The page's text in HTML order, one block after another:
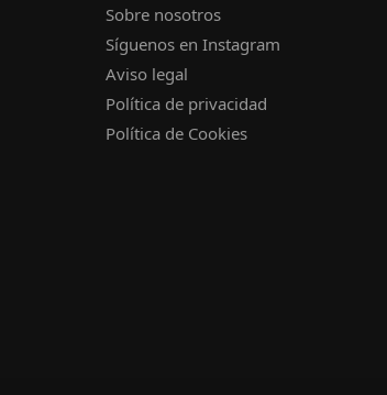
Sobre nosotros
Síguenos en Instagram
Aviso legal
Política de privacidad
Política de Cookies